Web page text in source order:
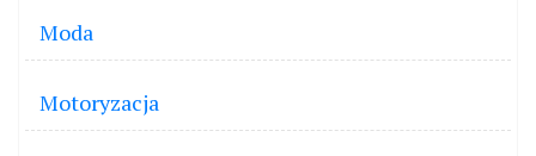
Moda
Motoryzacja